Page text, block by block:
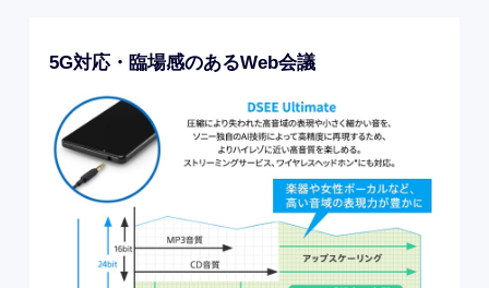
5G対応・臨場感のあるWeb会議